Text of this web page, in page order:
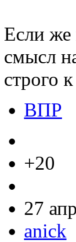
Если же
смысл
строго
ВПР
+20
27
anick